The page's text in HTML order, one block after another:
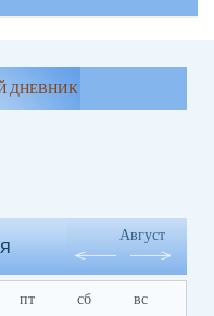
ДНЕВНИК
Август
пт сб вс